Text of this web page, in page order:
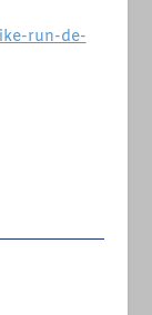
run-de-